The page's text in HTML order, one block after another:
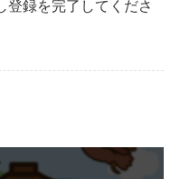
録を完了してくださ